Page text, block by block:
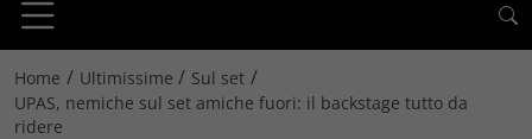
Home / Ultimissime / Sul set /
UPAS, nemiche sul set amiche fuori: il backstage tutto da
ridere